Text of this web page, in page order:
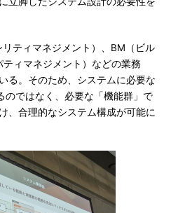
ティマネジメント）、BM（ビル
ィマネジメント）などの業務
る。そのため、システムに必要な
のではなく、必要な「機能群」で
、合理的なシステム構成が可能に